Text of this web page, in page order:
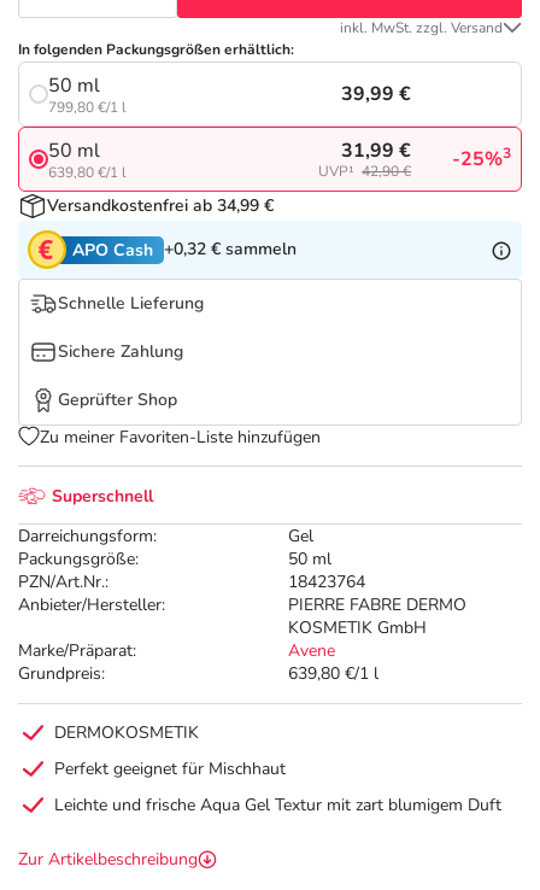
Tierapotheke
Vitamine & Mineralstoffe
Marken
Salus Deals
Superschnell
Darreichungsform:
Gel
Packungsgröße:
50 ml
PZN/Art.Nr.:
18423764
Anbieter/Hersteller:
PIERRE FABRE DERMO
KOSMETIK GmbH
Marke/Präparat:
Avene
Grundpreis:
639,80 €/1 l
inkl. MwSt. zzgl. Versand
In folgenden Packungsgrößen erhältlich:
50 ml
799,80 €/1 l
39,99 €
50 ml
639,80 €/1 l
31,99 €
UVP¹ 42,90 € -25%3
Versandkostenfrei ab 34,99 €
APO Cash +0,32 € sammeln
Schnelle Lieferung
Sichere Zahlung
Geprüfter Shop
Zu meiner Favoriten-Liste hinzufügen
DERMOKOSMETIK
Perfekt geeignet für Mischhaut
Leichte und frische Aqua Gel Textur mit zart blumigem Duft
Zur Artikelbeschreibung